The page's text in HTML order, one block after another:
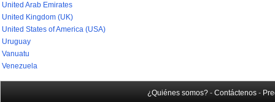
United Arab Emirates
United Kingdom (UK)
United States of America (USA)
Uruguay
Vanuatu
Venezuela
¿Quiénes somos? - Contáctenos -